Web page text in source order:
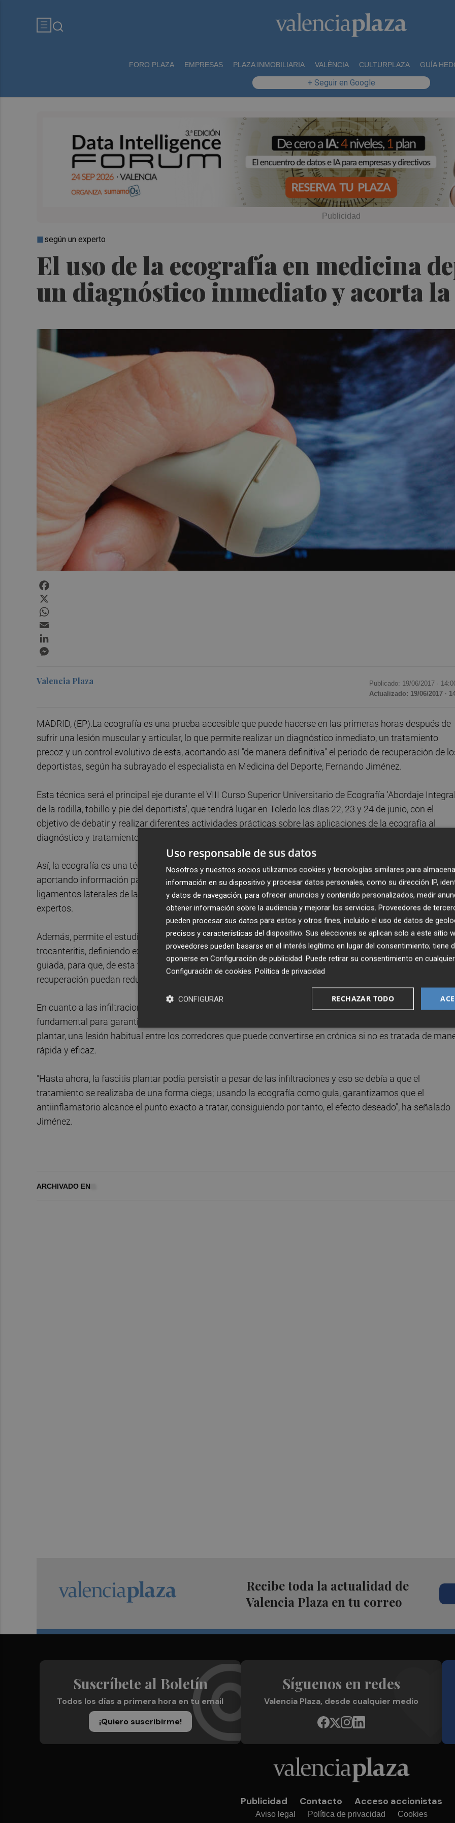
FORO PLAZA EMPRESAS PLAZA INMOBILIARIA VALÈNCIA CULTURPLAZA GUÍA
+ Seguir en Google
El uso de la ecografía en medicina
un diagnóstico inmediato y acorta
según un experto
Valencia Plaza Publicado: 19/06/2017 ·
Actualizado: 19/06/2017 ·
MADRID, (EP).La ecografía es una prueba accesible que puede hacerse en las primeras horas después de
sufrir una lesión muscular y articular, lo que permite realizar un diagnóstico inmediato, un tratamiento
precoz y un control evolutivo de esta, acortando así "de manera definitiva" el periodo de recuperación de
deportistas, según ha subrayado el especialista en Medicina del Deporte, Fernando Jiménez.
Esta técnica será el principal eje durante el VIII Curso Superior Universitario de Ecografía 'Abordaje
de la rodilla, tobillo y pie del deportista', que tendrá lugar en Toledo los días 22, 23 y 24 de junio, con el
objetivo de debatir y realizar diferentes actividades prácticas sobre las aplicaciones de la ecografía al
diagnóstico y tratamiento de las lesiones que afectan tanto a deportistas profesionales como
Así, la ecografía es una técnica de imagen que, a diferencia de otras, permite realizar estudios dinámicos,
aportando información para confirmar la presencia de lesiones prearticulares, como la rotura de los
ligamentos laterales de la rodilla o las lesiones en los tendones del manguito rotador del hombro, según
expertos.
Además, permite el estudio preciso de zonas anatómicas afectadas por una lesión inespecífica como la
trocanteritis, definiendo exactamente el tipo de lesión y precisando el área de tratamiento para la
guiada, para que, de esta forma, al detectar este tipo de lesiones de manera precoz, los periodos de
recuperación puedan reducirse de meses a semanas.
En cuanto a las infiltraciones en las articulaciones de las rodillas, tobillo o pie, la ecografía es una técnica
fundamental para garantizar el éxito de estas, como por ejemplo en el caso del tratamiento de la fascitis
plantar, una lesión habitual entre los corredores que puede convertirse en crónica si no es tratada de
rápida y eficaz.
"Hasta ahora, la fascitis plantar podía persistir a pesar de las infiltraciones y eso se debía a que el
tratamiento se realizaba de una forma ciega; usando la ecografía como guía, garantizamos que el
antiinflamatorio alcance el punto exacto a tratar, consiguiendo por tanto, el efecto deseado", ha señalado
Jiménez.
ARCHIVADO EN
Recibe toda la actualidad de
Valencia Plaza en tu correo
Suscríbete al Boletín
Todos los días a primera hora en tu email
¡Quiero suscribirme!
Síguenos en redes
Valencia Plaza, desde cualquier medio
Publicidad Contacto Acceso accionistas
Aviso legal Política de privacidad Cookies
Uso responsable de sus datos
Nosotros y nuestros socios utilizamos cookies y tecnologías similares para
información en su dispositivo y procesar datos personales, como su dirección IP,
y datos de navegación, para ofrecer anuncios y contenido personalizados, medir
obtener información sobre la audiencia y mejorar los servicios. Proveedores de
pueden procesar sus datos para estos y otros fines, incluido el uso de datos de
precisos y características del dispositivo. Sus elecciones se aplican solo a este sitio
proveedores pueden basarse en el interés legítimo en lugar del consentimiento; tiene
oponerse en Configuración de publicidad. Puede retirar su consentimiento en
Configuración de cookies. Política de privacidad
RECHAZAR TODO
CONFIGURAR